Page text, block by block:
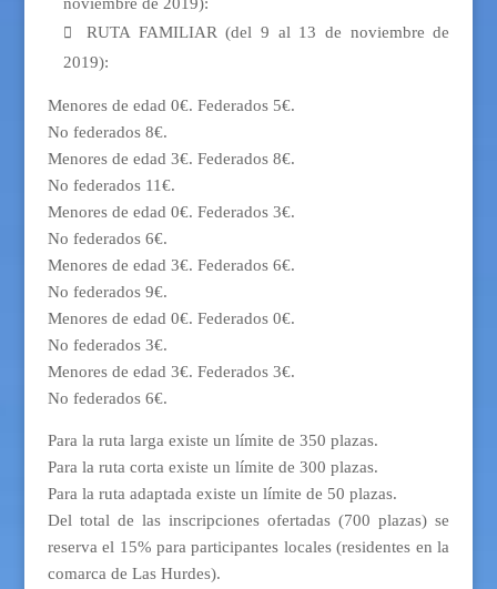
 RUTA FAMILIAR (del 9 al 13 de noviembre de
2019):
Menores de edad 0€. Federados 5€.
No federados 8€.
Menores de edad 3€. Federados 8€.
No federados 11€.
Menores de edad 0€. Federados 3€.
No federados 6€.
Menores de edad 3€. Federados 6€.
No federados 9€.
Menores de edad 0€. Federados 0€.
No federados 3€.
Menores de edad 3€. Federados 3€.
No federados 6€.
Para la ruta larga existe un límite de 350 plazas.
Para la ruta corta existe un límite de 300 plazas.
Para la ruta adaptada existe un límite de 50 plazas.
Del total de las inscripciones ofertadas (700 plazas) se
reserva el 15% para participantes locales (residentes en la
comarca de Las Hurdes).